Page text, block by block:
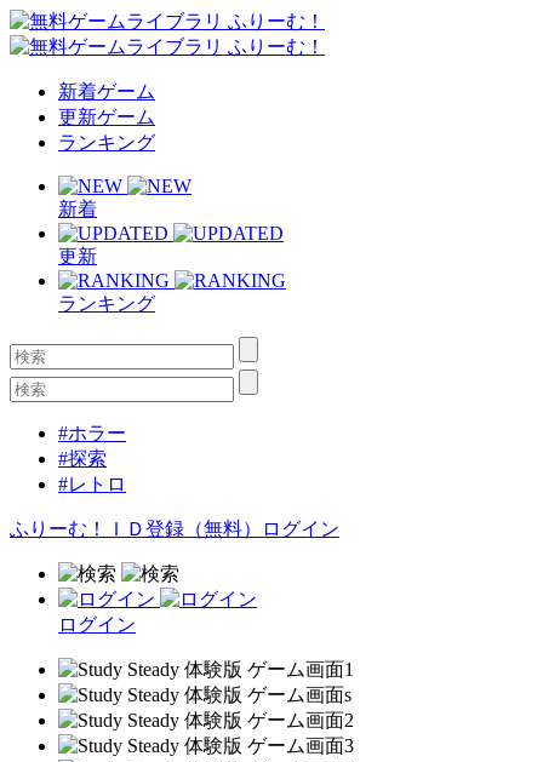
新着ゲーム
更新ゲーム
ランキング
新着
更新
ランキング
#ホラー
#探索
#レトロ
ふりーむ！ＩＤ登録（無料） ログイン
ログイン